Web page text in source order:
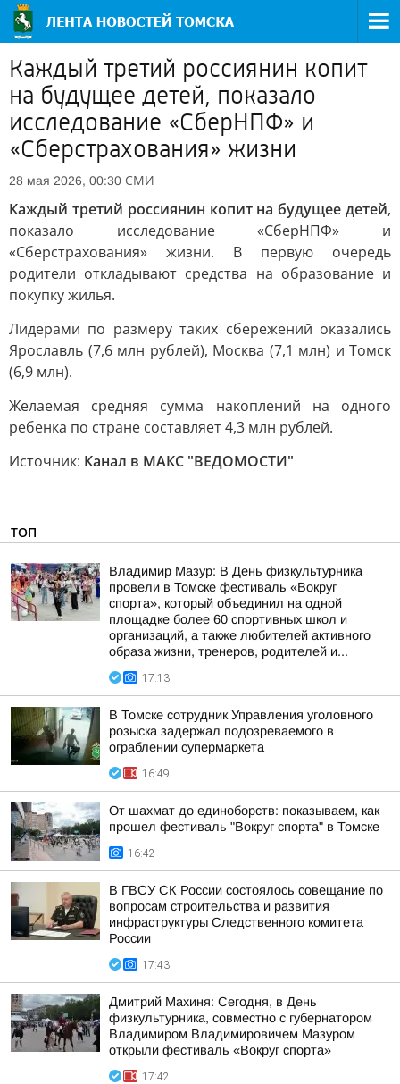
Каждый третий россиянин копит
на будущее детей, показало
исследование «СберНПФ» и
«Сберстрахования» жизни
28 мая 2026, 00:30 СМИ
Каждый третий россиянин копит на будущее детей,
показало исследование «СберНПФ» и
«Сберстрахования» жизни. В первую очередь
родители откладывают средства на образование и
покупку жилья.
Лидерами по размеру таких сбережений оказались
Ярославль (7,6 млн рублей), Москва (7,1 млн) и Томск
(6,9 млн).
Желаемая средняя сумма накоплений на одного
ребенка по стране составляет 4,3 млн рублей.
Источник: Канал в МАКС "ВЕДОМОСТИ"
ТОП
Владимир Мазур: В День физкультурника
провели в Томске фестиваль «Вокруг
спорта», который объединил на одной
площадке более 60 спортивных школ и
организаций, а также любителей активного
образа жизни, тренеров, родителей и...
17:13
В Томске сотрудник Управления уголовного
розыска задержал подозреваемого в
ограблении супермаркета
16:49
От шахмат до единоборств: показываем, как
прошел фестиваль "Вокруг спорта" в Томске
16:42
В ГВСУ СК России состоялось совещание по
вопросам строительства и развития
инфраструктуры Следственного комитета
России
17:43
Дмитрий Махиня: Сегодня, в День
физкультурника, совместно с губернатором
Владимиром Владимировичем Мазуром
открыли фестиваль «Вокруг спорта»
17:42